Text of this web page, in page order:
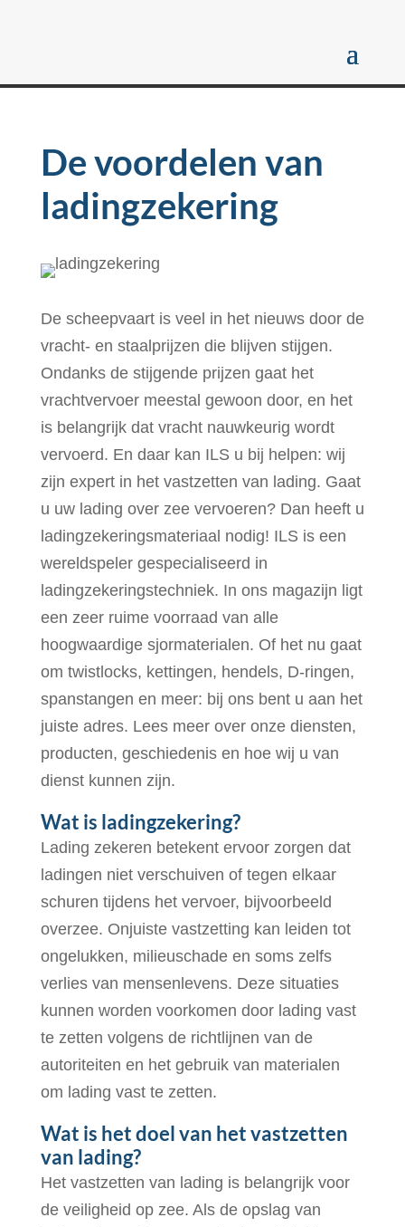
De voordelen van
ladingzekering
De scheepvaart is veel in het nieuws door de
vracht- en staalprijzen die blijven stijgen.
Ondanks de stijgende prijzen gaat het
vrachtvervoer meestal gewoon door, en het
is belangrijk dat vracht nauwkeurig wordt
vervoerd. En daar kan ILS u bij helpen: wij
zijn expert in het vastzetten van lading. Gaat
u uw lading over zee vervoeren? Dan heeft u
ladingzekeringsmateriaal nodig! ILS is een
wereldspeler gespecialiseerd in
ladingzekeringstechniek. In ons magazijn ligt
een zeer ruime voorraad van alle
hoogwaardige sjormaterialen. Of het nu gaat
om twistlocks, kettingen, hendels, D-ringen,
spanstangen en meer: bij ons bent u aan het
juiste adres. Lees meer over onze diensten,
producten, geschiedenis en hoe wij u van
dienst kunnen zijn.
Wat is ladingzekering?
Lading zekeren betekent ervoor zorgen dat
ladingen niet verschuiven of tegen elkaar
schuren tijdens het vervoer, bijvoorbeeld
overzee. Onjuiste vastzetting kan leiden tot
ongelukken, milieuschade en soms zelfs
verlies van mensenlevens. Deze situaties
kunnen worden voorkomen door lading vast
te zetten volgens de richtlijnen van de
autoriteiten en het gebruik van materialen
om lading vast te zetten.
Wat is het doel van het vastzetten
van lading?
Het vastzetten van lading is belangrijk voor
de veiligheid op zee. Als de opslag van